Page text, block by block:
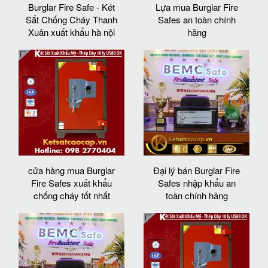
Burglar Fire Safe - Két
Sắt Chống Cháy Thanh
Xuân xuất khẩu hà nội
Lựa mua Burglar Fire
Safes an toàn chính
hãng
cửa hàng mua Burglar
Fire Safes xuất khẩu
chống cháy tốt nhất
Đại lý bán Burglar Fire
Safes nhập khẩu an
toàn chính hãng